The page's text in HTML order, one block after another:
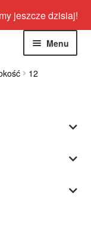
jeszcze dzisiaj!
Menu
Rozwiń
Rozwiń
12